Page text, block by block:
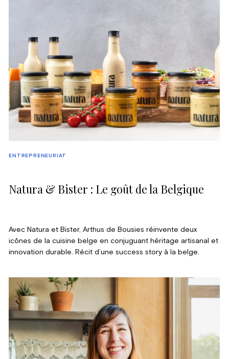
Natura & Bister : Le goût de la Belgique
ENTREPRENEURIAT
Avec Natura et Bister, Arthus de Bousies réinvente deux
icônes de la cuisine belge en conjuguant héritage artisanal et
innovation durable. Récit d’une success story à la belge.